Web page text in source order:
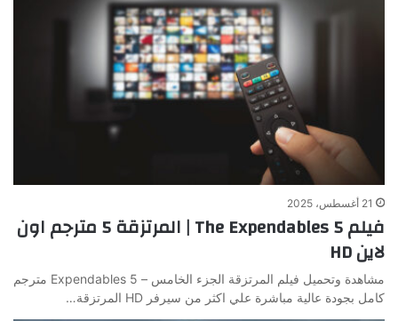
21 أغسطس، 2025
فيلم The Expendables 5 | المرتزقة 5 مترجم اون
لاين HD
مشاهدة وتحميل فيلم المرتزقة الجزء الخامس – Expendables 5 مترجم
كامل بجودة عالية مباشرة علي اكثر من سيرفر HD المرتزقة…